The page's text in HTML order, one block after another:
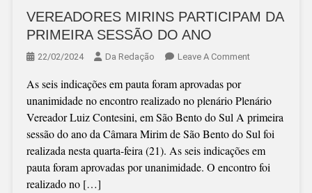
VEREADORES MIRINS PARTICIPAM DA
PRIMEIRA SESSÃO DO ANO
22/02/2024 Da Redação Leave A CommentOn
PARTICIPAM
DA
PRIMEIRA
SESSÃO
DO
As seis indicações em pauta foram aprovadas por
unanimidade no encontro realizado no plenário Plenário
Vereador Luiz Contesini, em São Bento do Sul A primeira
sessão do ano da Câmara Mirim de São Bento do Sul foi
realizada nesta quarta-feira (21). As seis indicações em
pauta foram aprovadas por unanimidade. O encontro foi
realizado no […]